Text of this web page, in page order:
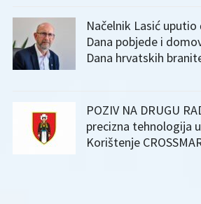
Načelnik Lasić
Dana pobjede i
Dana hrvatskih
POZIV NA DRUGU
precizna tehnologija
Korištenje